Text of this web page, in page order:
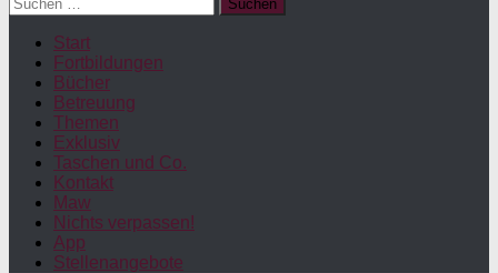
nach:
Start
Fortbildungen
Bücher
Betreuung
Themen
Exklusiv
Taschen und Co.
Kontakt
Maw
Nichts verpassen!
App
Stellenangebote